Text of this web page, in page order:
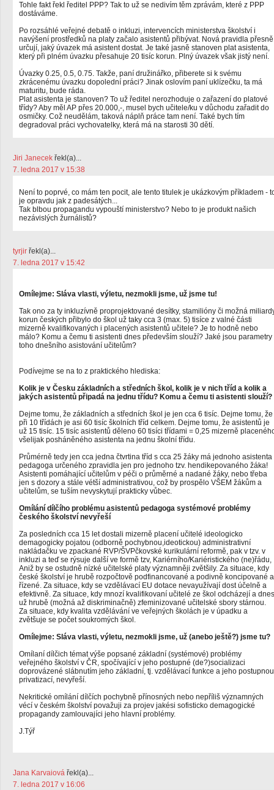
Tohle fakt řekl ředitel PPP? Tak to už se nedivím těm zprávám, které z PPP
dostáváme.
Po rozsáhlé veřejné debatě o inkluzi, intervencích ministerstva školství i
navýšení prostředků na platy začalo asistentů přibývat. Nová pravidla přesně
určují, jaký úvazek má asistent dostat. Je také jasně stanoven plat asistenta,
který při plném úvazku přesahuje 20 tisíc korun. Plný úvazek však jistý není.
Úvazky 0.25, 0.5, 0.75. Takže, paní družinářko, přiberete si k svému
zkrácenému úvazku dopolední práci? Jinak oslovím paní uklízečku, ta má
maturitu, bude ráda.
Plat asistenta je stanoven? To už ředitel nerozhoduje o zařazení do platové
třídy? Aby měl AP přes 20.000,-, musel bych učitele/ku v důchodu zařadit do
osmičky. Což neudělám, taková náplň práce tam není. Také bych tím
degradoval práci vychovatelky, která má na starosti 30 dětí.
Jiri Janecek řekl(a)...
7. ledna 2017 v 15:38
Není to poprvé, co mám ten pocit, ale tento titulek je ukázkovým příkladem -
je opravdu jak z padesátých...
Tak blbou propagandu vypouští ministerstvo? Nebo to je produkt našich
nezávislých žurnálistů?
tyrjir řekl(a)...
7. ledna 2017 v 15:42
Omílejme: Sláva vlasti, výletu, nezmokli jsme, už jsme tu!
Tak ono za ty inkluzívně proprojektované desítky, stamilióny či možná
korun českých přibylo do škol už taky cca 3 (max. 5) tisíce z valné části
mizerně kvalifikovaných i placených asistentů učitele? Je to hodně nebo
málo? Komu a čemu ti asistenti dnes především slouží? Jaké jsou parametry
toho dnešního asistování učitelům?
Podívejme se na to z praktického hlediska:
Kolik je v Česku základních a středních škol, kolik je v nich tříd a kolik a
jakých asistentů připadá na jednu třídu? Komu a čemu ti asistenti slouží?
Dejme tomu, že základních a středních škol je jen cca 6 tisíc. Dejme tomu, že
při 10 třídách je asi 60 tisíc školních tříd celkem. Dejme tomu, že asistentů je
už 15 tisíc. 15 tisíc asistentů děleno 60 tisíci třídami = 0,25 mizerně
všelijak posháněného asistenta na jednu školní třídu.
Průmérně tedy jen cca jedna čtvrtina tříd s cca 25 žáky má jednoho asistenta
pedagoga určeného zpravidla jen pro jednoho tzv. hendikepovaného žáka!
Asistenti pomáhající učitelům v péči o průměrné a nadané žáky, nebo třeba
jen s dozory a stále vétší administrativou, což by prospělo VŠEM žákům a
učitelům, se tuším nevyskytují prakticky vůbec.
Omílání dílčího problému asistentů pedagoga systémové problémy
českého školství nevyřeší
Za posledních cca 15 let dostali mizerně placení učitelé ideologicko
demagogicky pojatou (odborně pochybnou,ideotickou) administrativní
nakládačku ve zpackané RVP/ŠVPčkovské kurikulární reformě, pak v tzv. v
inkluzi a teď se rýsuje další ve formě tzv, Kariérního/Kariéristického (ne)řádu,
Aniž by se ostudně nízké učitelské platy významněji zvětšily. Za situace, kdy
české školství je hrubě rozpočtově podfinancované a podivně koncipované a
řízené. Za situace, kdy se vzdělávací EU dotace nevayužívají dost účelně a
efektivně. Za situace, kdy mnozí kvalifikovaní učitelé ze škol odcházejí a dnes
už hrubě (možná až diskriminačně) zfeminizované učitelské sbory stárnou.
Za situace, kdy kvalita vzdělávání ve veřejných školách je v úpadku a
zvětšuje se počet soukromých škol.
Omílejme: Sláva vlasti, výletu, nezmokli jsme, už (anebo ještě?) jsme tu?
Omílaní dílčich témat výše popsané základní (systémové) problémy
veřejného školství v ČR, spočívající v jeho postupné (de?)socializaci
doprovázené slábnutím jeho základní, tj. vzdělávací funkce a jeho postupnou
privatizací, nevyřeší.
Nekritické omílání dílčích pochybně přínosných nebo nepříliš významných
vécí v českém školství považuji za projev jakési sofisticko demagogické
propagandy zamlouvajíci jeho hlavní problémy.
J.Týř
Jana Karvaiová řekl(a)...
7. ledna 2017 v 16:06